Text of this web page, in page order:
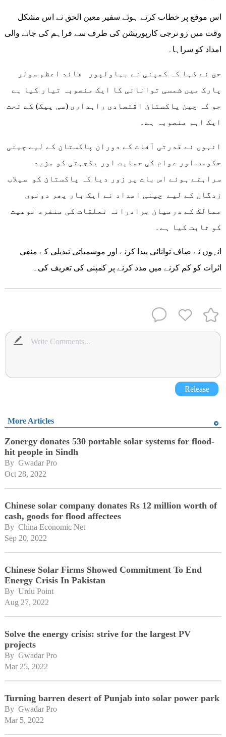
اس موقع پر خطاب کرتے ہوئے سفیر معین الحق نے اس مشکل
وقت میں زو نرجی کارپوریشن کی طرف سے فراہم کی جانے والی
امداد کو سراہا۔
حق نے کہا کہ کمپنی نے بہاولپور قائد اعظم سولر
پارک میں شمسی توانائی کا ایک منصوبہ تیار کیا ہے
جو کہ چین پاکستان اقتصادی راہداری (سی پیک) کے تحت
ایک اہم منصوبہ ہے۔
انہوں نے قدرتی آفات کے دوران پاکستان کے لیے چینی
حکومت اور عوام کی حمایت اور یکجہتی کو مزید
سراہتے ہوئے اس بات پر زور دیا کہ پاکستان کو سیلاب
زدگان کے لیے چینی امداد نے ایک بار پھر دونوں
ممالک کے درمیان برادرانہ تعلقات کی منفرد نوعیت
کو ثابت کیا ہے۔
انہوں نے صاف توانائی پیدا کرنے اور موسمیاتی تبدیلی کے منفی
اثرات کو کم کرنے میں مدد کرنے پر کمپنی کی تعریف کی۔
Release
More Articles
Zonergy donates 530 portable solar systems for flood-
hit people in Sindh
By Gwadar Pro
Oct 28, 2022
Chinese solar company donates Rs 12 million worth of
cash, goods for flood affectees
By China Economic Net
Sep 20, 2022
Chinese Solar Firms Showed Commitment To End
Energy Crisis In Pakistan
By Urdu Point
Aug 27, 2022
Solve the energy crisis: strive for the largest PV
projects
By Gwadar Pro
Mar 25, 2022
Turning barren desert of Punjab into solar power park
By Gwadar Pro
Mar 5, 2022